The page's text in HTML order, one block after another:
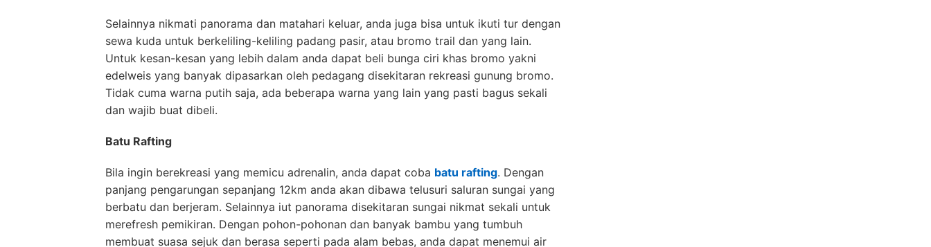
Selainnya nikmati panorama dan matahari keluar, anda juga bisa untuk ikuti tur dengan
sewa kuda untuk berkeliling-keliling padang pasir, atau bromo trail dan yang lain.
Untuk kesan-kesan yang lebih dalam anda dapat beli bunga ciri khas bromo yakni
edelweis yang banyak dipasarkan oleh pedagang disekitaran rekreasi gunung bromo.
Tidak cuma warna putih saja, ada beberapa warna yang lain yang pasti bagus sekali
dan wajib buat dibeli.
Batu Rafting
Bila ingin berekreasi yang memicu adrenalin, anda dapat coba batu rafting. Dengan
panjang pengarungan sepanjang 12km anda akan dibawa telusuri saluran sungai yang
berbatu dan berjeram. Selainnya iut panorama disekitaran sungai nikmat sekali untuk
merefresh pemikiran. Dengan pohon-pohonan dan banyak bambu yang tumbuh
membuat suasa sejuk dan berasa seperti pada alam bebas, anda dapat menemui air